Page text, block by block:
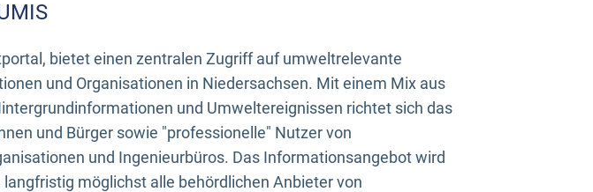
bietet einen zentralen Zugriff auf umweltrelevante
und Organisationen in Niedersachsen. Mit einem Mix aus
und Umweltereignissen richtet sich das
und Bürger sowie "professionelle" Nutzer von
und Ingenieurbüros. Das Informationsangebot wird
möglichst alle behördlichen Anbieter von